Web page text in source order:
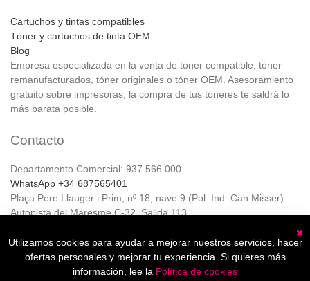
Cartuchos y tintas compatibles
Tóner y cartuchos de tinta OEM
Blog
Empresa especializada en la venta de tóner compatible, tóner
remanufacturados, tóner originales o tóner OEM. Asesoramiento
gratuito sobre impresoras, la compra de tus tóneres te saldrá lo
más barata posible.
Contacto
Departamento Comercial: 937 566 000
WhatsApp +34 687565401
Plaça Pere Llauger i Prim, nº 18, nave 9 (Pol. Ind. Can Misser)
Autopista del Maresme C-32, Salida 113
Horario de Atención al cliente:
De lunes a jueves de 8:00 a 17:00,
Viernes de 8:00 a 15:00
Utilizamos cookies para ayudar a mejorar nuestros servicios, hacer
ofertas personales y mejorar tu experiencia. Si quieres más
información, lee la Política de cookies